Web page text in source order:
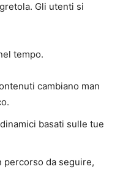
Gli utenti si
tempo.
cambiano man
basati sulle tue
percorso da seguire,